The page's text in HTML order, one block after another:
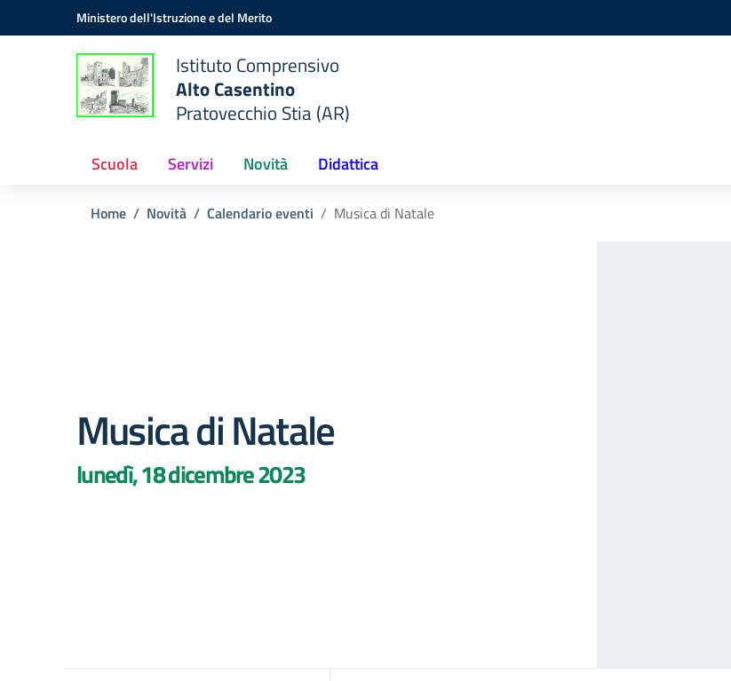
Vai ai contenuti
Vai al menu di navigazioneMinistero dell'Istruzione e del Merito
Istituto Comprensivo
Alto Casentino
Pratovecchio Stia (AR)
Scuola Servizi Novità Didattica
Home Novità Calendario eventi Musica di Natale
Musica di Natale
lunedì, 18 dicembre 2023